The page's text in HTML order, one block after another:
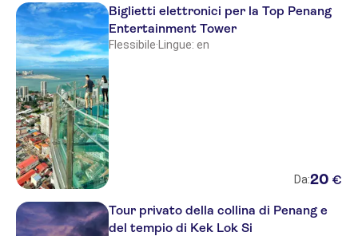
Biglietti elettronici per la Top Penang
Entertainment Tower
Flessibile· Lingue: en
Da:20 €
Tour privato della collina di Penang e
del tempio di Kek Lok Si